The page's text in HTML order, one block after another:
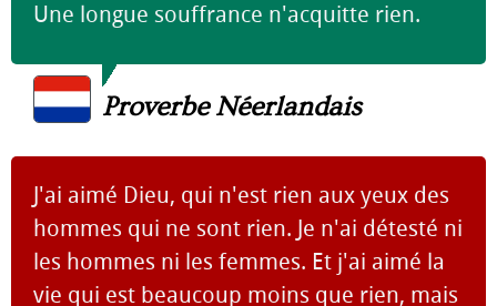
Une longue souffrance n'acquitte rien.
Proverbe Néerlandais
J'ai aimé Dieu, qui n'est rien aux yeux des
hommes qui ne sont rien. Je n'ai détesté ni
les hommes ni les femmes. Et j'ai aimé la
vie qui est beaucoup moins que rien, mais